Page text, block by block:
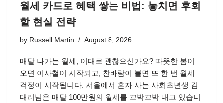
월세 카드로 혜택 쌓는 비법: 놓치면 후회
할 현실 전략
by Russell Martin August 8, 2026
매달 나가는 월세, 이대로 괜찮으신가요? 따뜻한 봄이
오면 이사철이 시작되고, 찬바람이 불면 또 한 번 월세
걱정이 시작됩니다. 서울에서 혼자 사는 사회초년생 김
대리님은 매달 100만원의 월세를 꼬박꼬박 내고 있습니